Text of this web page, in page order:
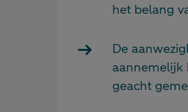
het belang
De
aannemelijk
geacht